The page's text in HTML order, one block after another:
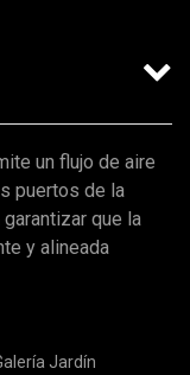
un flujo de aire
puertos de la
que la
y alineada
Jardín